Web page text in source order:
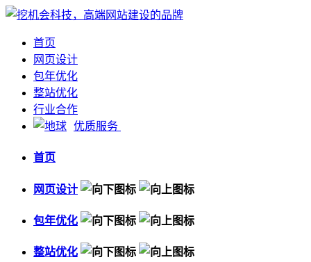
首页
网页设计
包年优化
整站优化
行业合作
优质服务
首页
网页设计
包年优化
整站优化